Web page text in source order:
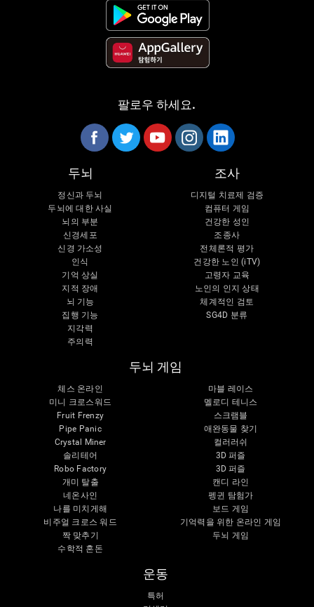
팔로우 하세요.
두뇌
정신과 두뇌
두뇌에 대한 사실
뇌의 부분
신경세포
신경 가소성
인식
기억 상실
지적 장애
뇌 기능
집행 기능
지각력
주의력
조사
디지털 치료제 검증
컴퓨터 게임
건강한 성인
조종사
전체론적 평가
건강한 노인 (iTV)
고령자 교육
노인의 인지 상태
체계적인 검토
SG4D 분류
두뇌 게임
체스 온라인
미니 크로스워드
Fruit Frenzy
Pipe Panic
Crystal Miner
솔리테어
Robo Factory
개미 탈출
네온사인
나를 미치게해
비주얼 크로스 워드
짝 맞추기
수학적 혼돈
마블 레이스
멜로디 테니스
스크램블
애완동물 찾기
컬러러쉬
3D 퍼즐
3D 퍼즐
캔디 라인
펭귄 탐험가
보드 게임
기억력을 위한 온라인 게임
두뇌 게임
운동
특허